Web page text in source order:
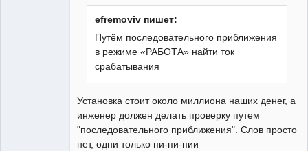
efremoviv пишет:
Путём последовательного приближения
в режиме «РАБОТА» найти ток
срабатывания
Установка стоит около миллиона наших денег, а
инженер должен делать проверку путем
"последовательного приближения". Слов просто
нет, одни только пи-пи-пии